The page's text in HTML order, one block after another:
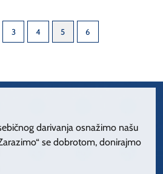
3 4 5 6
darivanja osnažimo našu
se dobrotom, donirajmo